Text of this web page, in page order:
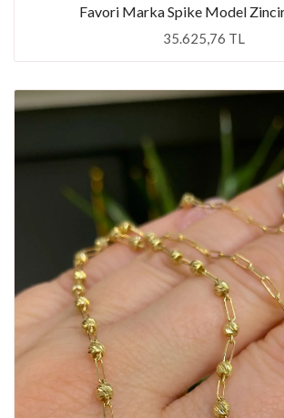
Favori Marka Spike Model
35.625,76 TL